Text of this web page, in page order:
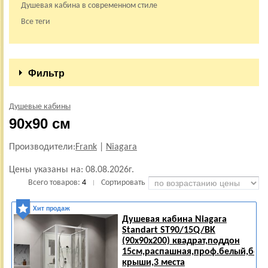
Душевая кабина в современном стиле
Все теги
Фильтр
Душевые кабины
90х90 см
Производители:Frank Niagara
Цены указаны на: 08.08.2026г.
Всего товаров: 4 Сортировать
Хит продаж
Душевая кабина Niagara
Standart ST90/15Q/BK
(90х90х200) квадрат,поддон
15см,распашная,проф.белый,без
крыши,3 места